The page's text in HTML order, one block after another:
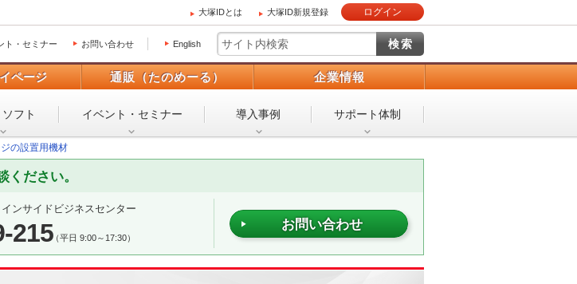
大塚IDとは 大塚ID新規登録 ログイン
ト・セミナー お問い合わせ English
ページ 通販（たのめーる） 企業情報
フト イベント・ セミナー 導入事例 サポート体制
の設置用機材
ください。
ンサイドビジネスセンター
215（平日 9:00～17:30）
お問い合わせ